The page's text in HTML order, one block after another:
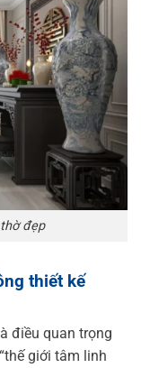
đẹp
thiết kế
điều quan trọng
giới tâm linh